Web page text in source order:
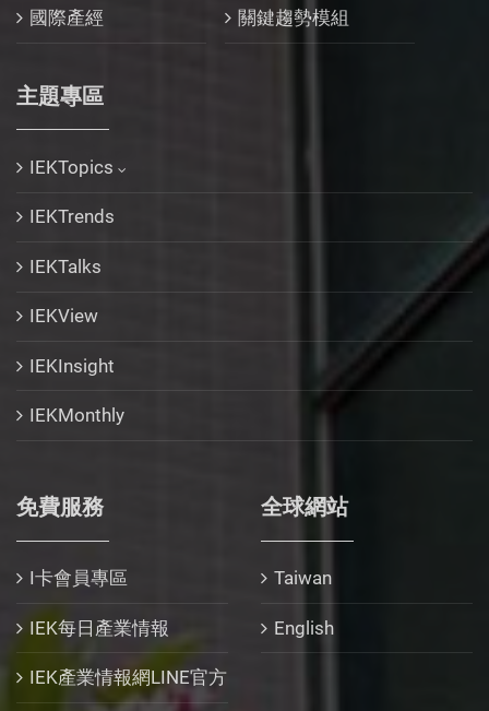
國際產經 關鍵趨勢模組
主題專區
IEKTopics
IEKTrends
IEKTalks
IEKView
IEKInsight
IEKMonthly
免費服務
I卡會員專區
IEK每日產業情報
IEK產業情報網LINE官方
全球網站
Taiwan
English